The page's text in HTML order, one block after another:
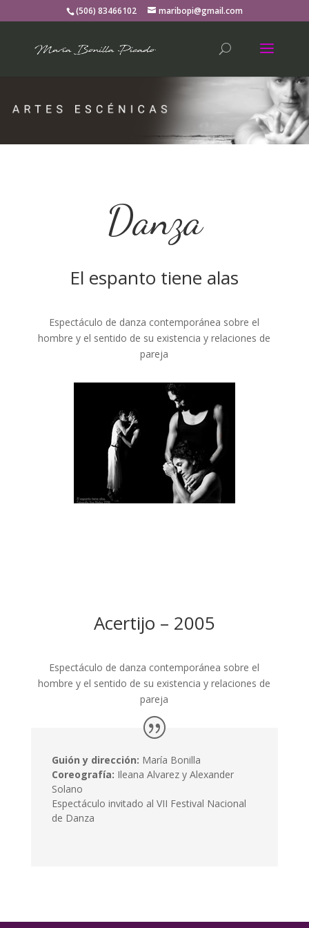
(506) 83466102 maribopi@gmail.com
Danza
El espanto tiene alas
Espectáculo de danza contemporánea sobre el
hombre y el sentido de su existencia y relaciones de
pareja
Acertijo – 2005
Espectáculo de danza contemporánea sobre el
hombre y el sentido de su existencia y relaciones de
pareja
Guión y dirección: María Bonilla
Coreografía: Ileana Alvarez y Alexander
Solano
Espectáculo invitado al VII Festival Nacional
de Danza